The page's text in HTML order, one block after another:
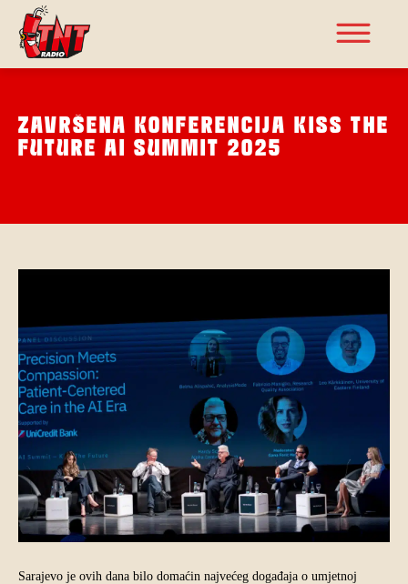
ZAVRŠENA KONFERENCIJA KISS THE
FUTURE AI SUMMIT 2025
Sarajevo je ovih dana bilo domaćin najvećeg događaja o umjetnoj